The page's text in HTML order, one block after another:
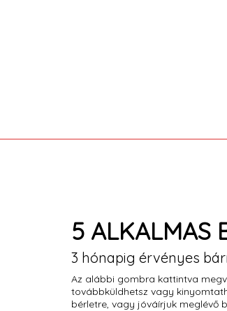
5 ALKALMAS
3 hónapig érvényes
Az alábbi gombra kattintva
továbbküldhetsz vagy
bérletre, vagy jóváírjuk meglévő